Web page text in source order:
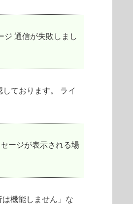
ジ 通信が失敗しまし
ております。 ライ
ージが表示される場
機能しません」な